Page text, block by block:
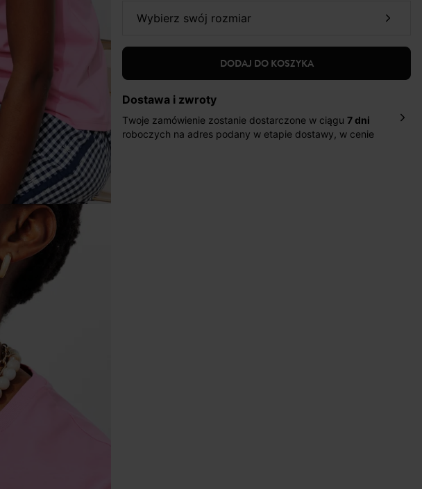
wybierz swój rozmiar
DODAJ DO KOSZYKA
Dostawa i zwroty
Twoje zamówienie zostanie dostarczone w ciągu 7 dni
roboczych na adres podany w etapie dostawy, w cenie